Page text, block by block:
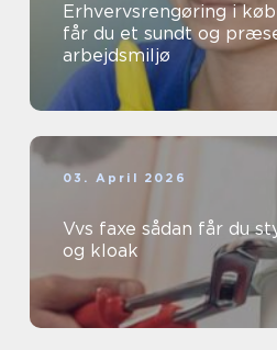
Erhvervsrengøring i
får du et sundt og
arbejdsmiljø
03. April 2026
Vvs faxe sådan får du styr på vand, varme
og kloak